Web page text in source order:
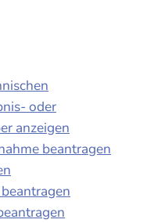
oder
anzeigen
beantragen